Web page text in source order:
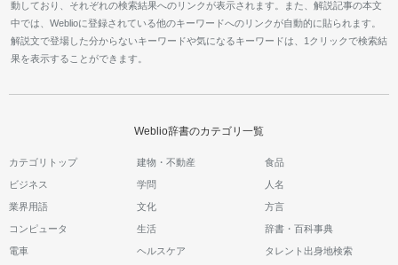
動しており、それぞれの検索結果へのリンクが表示されます。また、解説記事の本文
中では、Weblioに登録されている他のキーワードへのリンクが自動的に貼られます。
解説文で登場した分からないキーワードや気になるキーワードは、1クリックで検索結
果を表示することができます。
Weblio辞書のカテゴリ一覧
カテゴリトップ 建物・不動産 食品
ビジネス 学問 人名
業界用語 文化 方言
コンピュータ 生活 辞書・百科事典
電車 ヘルスケア タレント出身地検索